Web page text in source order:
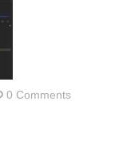
0 Comments